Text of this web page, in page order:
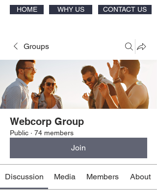
HOME WHY US CONTACT US
Groups
Webcorp Group
Public · 74 members
Join
Discussion Media Members About